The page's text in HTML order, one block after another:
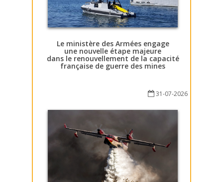
Le ministère des Armées engage
une nouvelle étape majeure
dans le renouvellement de la capacité
française de guerre des mines
31-07-2026